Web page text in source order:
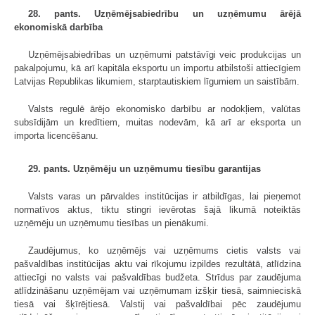
28. pants. Uzņēmējsabiedrību un uzņēmumu ārējā
ekonomiskā darbība
Uzņēmējsabiedrības un uzņēmumi patstāvīgi veic produkcijas un
pakalpojumu, kā arī kapitāla eksportu un importu atbilstoši attiecīgiem
Latvijas Republikas likumiem, starptautiskiem līgumiem un saistībām.
Valsts regulē ārējo ekonomisko darbību ar nodokļiem, valūtas
subsīdijām un kredītiem, muitas nodevām, kā arī ar eksporta un
importa licencēšanu.
29. pants. Uzņēmēju un uzņēmumu tiesību garantijas
Valsts varas un pārvaldes institūcijas ir atbildīgas, lai pieņemot
normatīvos aktus, tiktu stingri ievērotas šajā likumā noteiktās
uzņēmēju un uzņēmumu tiesības un pienākumi.
Zaudējumus, ko uzņēmējs vai uzņēmums cietis valsts vai
pašvaldības institūcijas aktu vai rīkojumu izpildes rezultātā, atlīdzina
attiecīgi no valsts vai pašvaldības budžeta. Strīdus par zaudējuma
atlīdzināšanu uzņēmējam vai uzņēmumam izšķir tiesā, saimnieciskā
tiesā vai šķīrējtiesā. Valstij vai pašvaldībai pēc zaudējumu